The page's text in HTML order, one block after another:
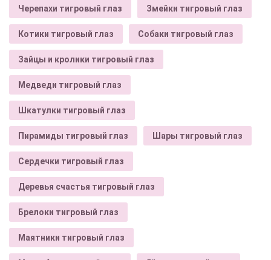
Черепахи тигровый глаз Змейки тигровый глаз
Котики тигровый глаз Собаки тигровый глаз
Зайцы и кролики тигровый глаз
Медведи тигровый глаз
Шкатулки тигровый глаз
Пирамиды тигровый глаз Шары тигровый глаз
Сердечки тигровый глаз
Деревья счастья тигровый глаз
Брелоки тигровый глаз
Маятники тигровый глаз